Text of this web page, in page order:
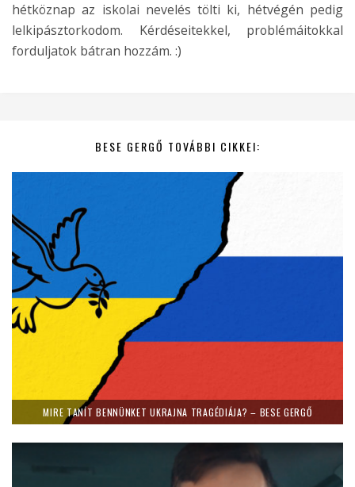
hétköznap az iskolai nevelés tölti ki, hétvégén pedig
lelkipásztorkodom. Kérdéseitekkel, problémáitokkal
forduljatok bátran hozzám. :)
BESE GERGŐ TOVÁBBI CIKKEI:
MIRE TANÍT BENNÜNKET UKRAJNA TRAGÉDIÁJA? – BESE GERGŐ